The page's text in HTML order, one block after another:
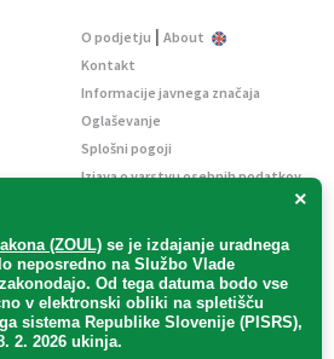
×
(ZOUL) se je izdajanje uradnega
neposredno na Službo Vlade
. Od tega datuma bodo vse
v elektronski obliki na spletišču
sistema Republike Slovenije (PISRS),
2. 2026 ukinja.
O podjetju | About
Kontakt
Informacije javnega značaja
Oglaševanje
Splošni pogoji
Izjava o varstvu osebnih podatkov
Vse pravice pridržane.